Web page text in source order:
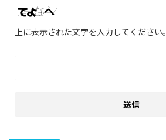
上に表示された文字を入力してください。